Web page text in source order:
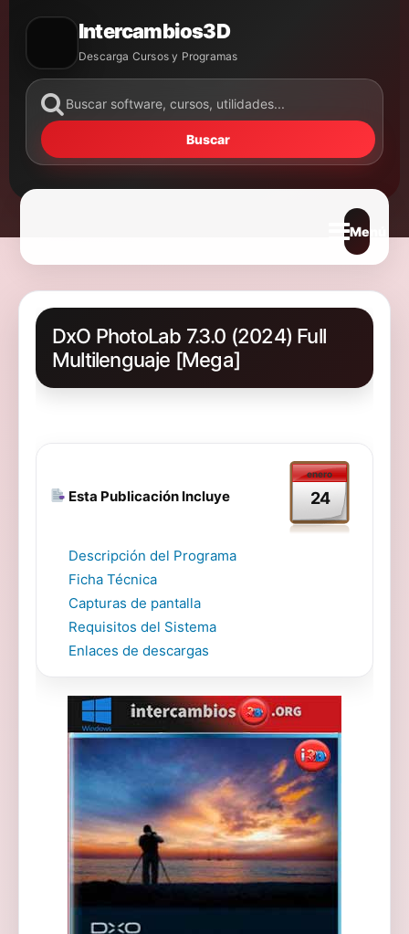
Intercambios3D
Descarga Cursos y Programas
Buscar
Abrir
DxO PhotoLab 7.3.0 (2024) Full
Multilenguaje [Mega]
Esta Publicación Incluye
enero
24
Descripción del Programa
Ficha Técnica
Capturas de pantalla
Requisitos del Sistema
Enlaces de descargas